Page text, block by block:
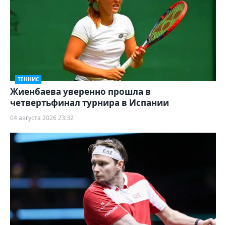
ТЕННИС
Жиенбаева уверенно прошла в
четвертьфинал турнира в Испании
04 августа 2026 23:32